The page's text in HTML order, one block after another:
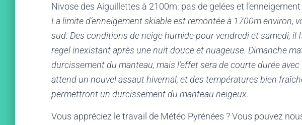
Nivose des Aiguillettes à 2100m: pas de gelées et
La limite d’enneigement skiable est remontée à 1700m environ,
sud. Des conditions de neige humide pour vendredi et samedi, il
regel inexistant après une nuit douce et nuageuse. Dimanche
durcissement du manteau, mais l’effet sera de courte durée
attend un nouvel assaut hivernal, et des températures bien
permettront un durcissement du manteau neigeux.
Vous appréciez le travail de Météo Pyrénées ? Vous pouvez